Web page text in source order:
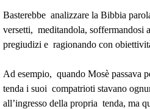
Basterebbe analizzare la Bibbia
versetti, meditandola, soffermandosi
pregiudizi e ragionando con
Ad esempio, quando Mosè passava
tenda i suoi compatrioti stavano
all’ingresso della propria tenda, ma